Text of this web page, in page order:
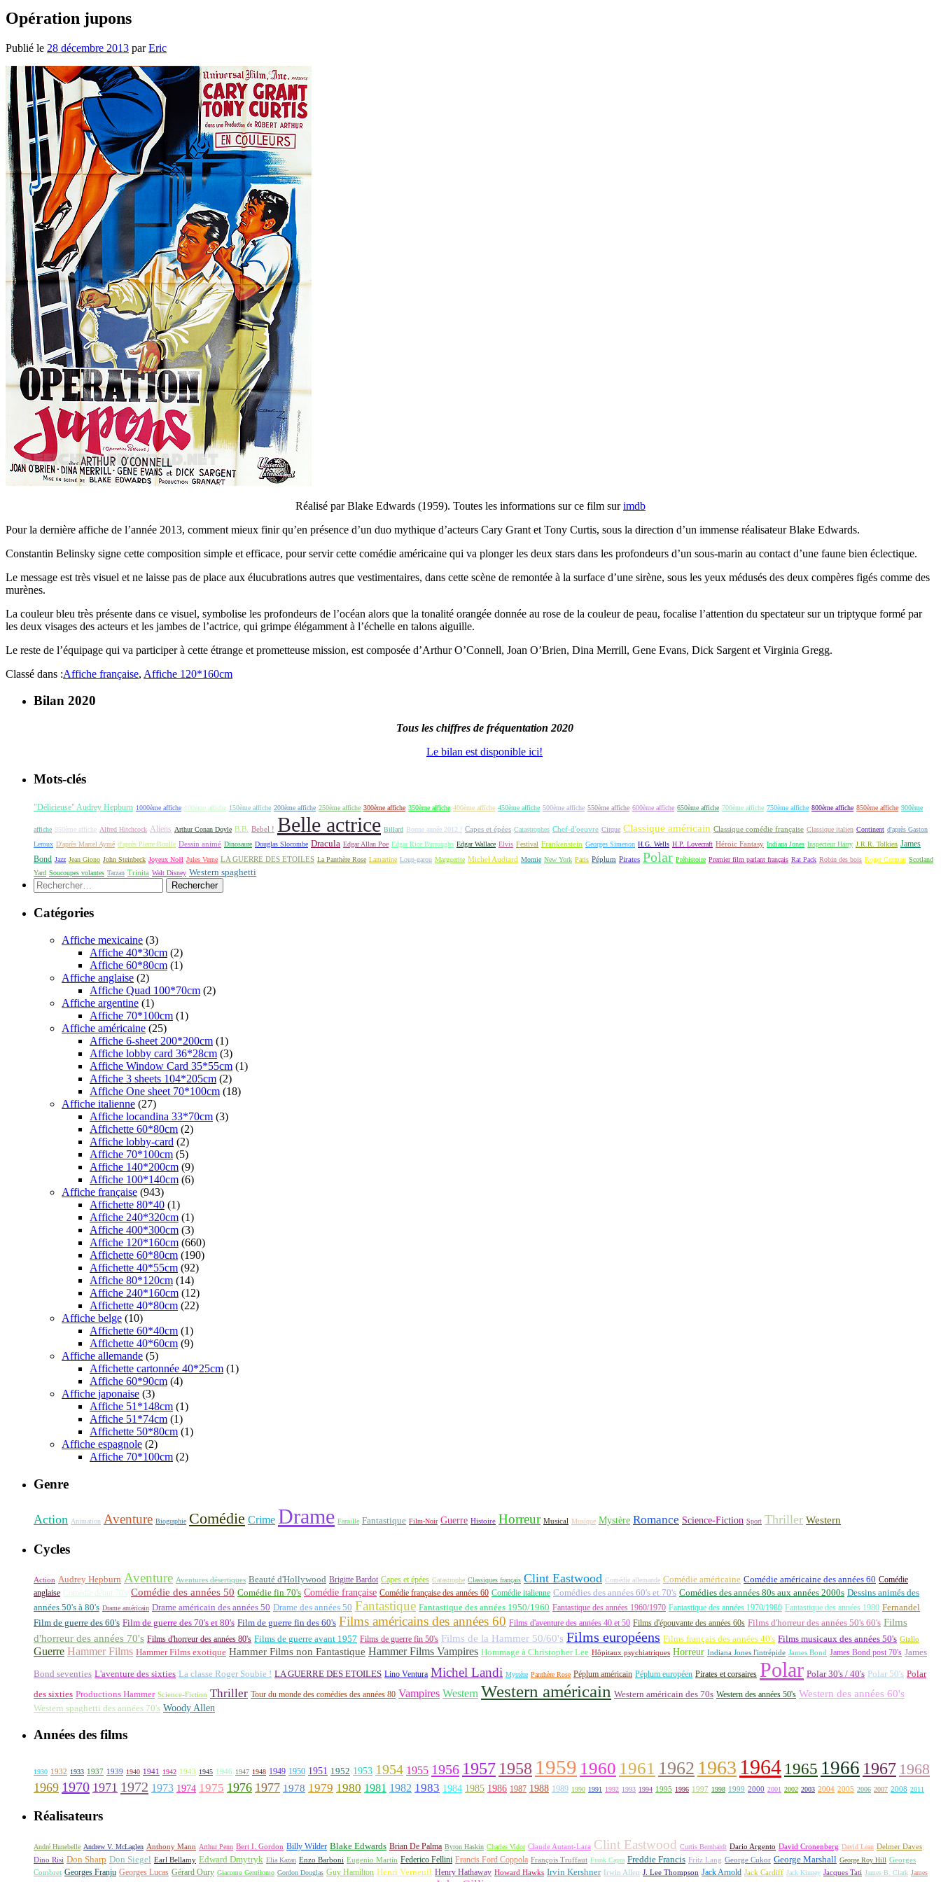
Opération jupons
Publié le 28 décembre 2013 parEric
Réalisé par Blake Edwards (1959). Toutes les informations sur ce film surimdb
Pour la dernière affiche de l’année 2013, comment mieux finir qu’en présence d’un duo mythique d’acteurs Cary Grant et Tony Curtis, sous la direction d’un immense réalisateur Blake Edwards.
Constantin Belinsky signe cette composition simple et efficace, pour servir cette comédie américaine qui va plonger les deux stars dans les profondeurs d’un sous-marin au contact d’une faune bien éclectique.
Le message est très visuel et ne laisse pas de place aux élucubrations autres que vestimentaires, dans cette scène de remontée à la surface d’une sirène, sous les yeux médusés des deux compères figés comme des
murènes.
La couleur bleu très présente dans ce visuel, symbolise les profondeurs de l’océan alors que la tonalité orangée donnée au rose de la couleur de peau, focalise l’attention du spectateur sur un triptyque formé par
les deux visages des acteurs et les jambes de l’actrice, qui grimpe élégamment à l’échelle en talons aiguille.
Le reste de l’équipage qui va participer à cette étrange et prometteuse mission, est composée d’Arthur O’Connell, Joan O’Brien, Dina Merrill, Gene Evans, Dick Sargent et Virginia Gregg.
Classé dans :Affiche française, Affiche 120*160cm
Bilan 2020
Tous les chiffres de fréquentation 2020
Le bilan est disponible ici!
Mots-clés
"Délicieuse" Audrey Hepburn 1000ème affiche 100ème affiche 150ème affiche 200ème affiche 250ème affiche 300ème affiche 350ème affiche 400ème affiche 450ème affiche 500ème affiche 550ème affiche 600ème affiche 650ème affiche 700ème affiche 750ème affiche 800ème affiche 850ème affiche 900ème
affiche 950ème affiche Alfred Hitchcock Aliens Arthur Conan Doyle B.B. Bebel ! Belle actrice Billard Bonne année 2012 ! Capes et épées Catastrophes Chef-d'oeuvre Cirque Classique américain Classique comédie française Classique italien Continent d'après Gaston
Leroux D'après Marcel Aymé d'après Pierre Boulle Dessin animé Dinosaure Douglas Slocombe Dracula Edgar Allan Poe Edgar Rice Burroughs Edgar Wallace Elvis Festival Frankenstein Georges Simenon H.G. Wells H.P. Lovecraft Héroic Fantasy Indiana Jones Inspecteur Harry J.R.R. Tolkien James
Bond Jazz Jean Giono John Steinbeck Joyeux Noël Jules Verne LA GUERRE DES ETOILES La Panthère Rose Lamartine Loup-garou Marguerite Michel Audiard Momie New York Paris Péplum Pirates Polar Préhistoire Premier film parlant français Rat Pack Robin des bois Roger Corman Scotland
Yard Soucoupes volantes Tarzan Trinita Walt Disney Western spaghetti
Rechercher :
Catégories
Affiche mexicaine (3)
Affiche 40*30cm (2)
Affiche 60*80cm (1)
Affiche anglaise (2)
Affiche Quad 100*70cm (2)
Affiche argentine (1)
Affiche 70*100cm (1)
Affiche américaine (25)
Affiche 6-sheet 200*200cm (1)
Affiche lobby card 36*28cm (3)
Affiche Window Card 35*55cm (1)
Affiche 3 sheets 104*205cm (2)
Affiche One sheet 70*100cm (18)
Affiche italienne (27)
Affiche locandina 33*70cm (3)
Affichette 60*80cm (2)
Affiche lobby-card (2)
Affiche 70*100cm (5)
Affiche 140*200cm (9)
Affiche 100*140cm (6)
Affiche française (943)
Affichette 80*40 (1)
Affiche 240*320cm (1)
Affiche 400*300cm (3)
Affiche 120*160cm (660)
Affichette 60*80cm (190)
Affichette 40*55cm (92)
Affiche 80*120cm (14)
Affiche 240*160cm (12)
Affichette 40*80cm (22)
Affiche belge (10)
Affichette 60*40cm (1)
Affichette 40*60cm (9)
Affiche allemande (5)
Affichette cartonnée 40*25cm (1)
Affiche 60*90cm (4)
Affiche japonaise (3)
Affiche 51*148cm (1)
Affiche 51*74cm (1)
Affichette 50*80cm (1)
Affiche espagnole (2)
Affiche 70*100cm (2)
Genre
Action Animation Aventure Biographie Comédie Crime Drame Famille Fantastique Film-Noir Guerre Histoire Horreur Musical Musique Mystère Romance Science-Fiction Sport Thriller Western
Cycles
Action Audrey Hepburn Aventure Aventures désertiques Beauté d'Hollywood Brigitte Bardot Capes et épées Catastrophe Classiques français Clint Eastwood Comédie allemande Comédie américaine Comédie américaine des années 60 Comédie
anglaise Comédie début 70's Comédie des années 50 Comédie fin 70's Comédie française Comédie française des années 60 Comédie italienne Comédies des années 60's et 70's Comédies des années 80s aux années 2000s Dessins animés des
années 50's à 80's Drame américain Drame américain des années 50 Drame des années 50 Fantastique Fantastique des années 1950/1960 Fantastique des années 1960/1970 Fantastique des années 1970/1980 Fantastique des années 1980 Fernandel
Film de guerre des 60's Film de guerre des 70's et 80's Film de guerre fin des 60's Films américains des années 60 Films d'aventure des années 40 et 50 Films d'épouvante des années 60s Films d'horreur des années 50's 60's Films
d'horreur des années 70's Films d'horreur des années 80's Films de guerre avant 1957 Films de guerre fin 50's Films de la Hammer 50/60's Films européens Films français des années 40's Films musicaux des années 50's Giallo
Guerre Hammer Films Hammer Films exotique Hammer Films non Fantastique Hammer Films Vampires Hommage à Christopher Lee Hôpitaux psychiatriques Horreur Indiana Jones l'intrépide James Bond James Bond post 70's James
Bond seventies L'aventure des sixties La classe Roger Soubie ! LA GUERRE DES ETOILES Lino Ventura Michel Landi Mystère Panthère Rose Péplum américain Péplum européen Pirates et corsaires Polar Polar 30's / 40's Polar 50's Polar
des sixties Productions Hammer Science-Fiction Thriller Tour du monde des comédies des années 80 Vampires Western Western américain Western américain des 70s Western des années 50's Western des années 60's
Western spaghetti des années 70's Woody Allen
Années des films
1930 1932 1933 1937 1939 1940 1941 1942 1943 1945 1946 1947 1948 1949 1950 1951 1952 1953 1954 1955 1956 1957 1958 1959 1960 1961 1962 1963 1964 1965 1966 1967 1968
1969 1970 1971 1972 1973 1974 1975 1976 1977 1978 1979 1980 1981 1982 1983 1984 1985 1986 1987 1988 1989 1990 1991 1992 1993 1994 1995 1996 1997 1998 1999 2000 2001 2002 2003 2004 2005 2006 2007 2008 2011
Réalisateurs
André Hunebelle Andrew V. McLaglen Anthony Mann Arthur Penn Bert I. Gordon Billy Wilder Blake Edwards Brian De Palma Byron Haskin Charles Vidor Claude Autant-Lara Clint Eastwood Curtis Bernhardt Dario Argento David Cronenberg David Lean Delmer Daves
Dino Risi Don Sharp Don Siegel Earl Bellamy Edward Dmytryk Elia Kazan Enzo Barboni Eugenio Martín Federico Fellini Francis Ford Coppola François Truffaut Frank Capra Freddie Francis Fritz Lang George Cukor George Marshall George Roy Hill Georges
Combret Georges Franju Georges Lucas Gérard Oury Giacomo Gentilomo Gordon Douglas Guy Hamilton Henri Verneuil Henry Hathaway Howard Hawks Irvin Kershner Irwin Allen J. Lee Thompson Jack Arnold Jack Cardiff Jack Kinney Jacques Tati James B. Clark James